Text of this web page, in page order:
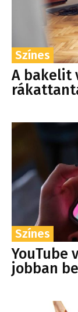
Színes
A bakelit
Színes
YouTube
jobban